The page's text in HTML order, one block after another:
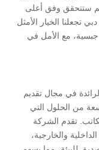
ستتحقق وفق أعلى
تجعلنا الخيار الأمثل
مع الأمل في
في مجال تقديم
من الحلول التي
تقدم الشركة
والخارجية،